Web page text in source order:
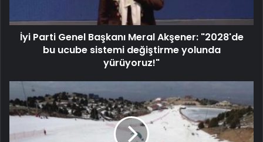
İyi Parti Genel Başkanı Meral Akşener: "2028'de
bu ucube sistemi değiştirme yolunda
yürüyoruz!"